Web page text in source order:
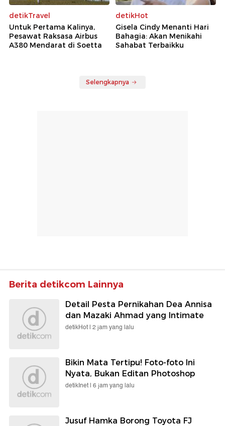
detikTravel
Untuk Pertama Kalinya,
Pesawat Raksasa Airbus
A380 Mendarat di Soetta
detikHot
Gisela Cindy Menanti Hari
Bahagia: Akan Menikahi
Sahabat Terbaikku
Selengkapnya
Berita detikcom Lainnya
Detail Pesta Pernikahan Dea Annisa
dan Mazaki Ahmad yang Intimate
detikHot | 2 jam yang lalu
Bikin Mata Tertipu! Foto-foto Ini
Nyata, Bukan Editan Photoshop
detikInet | 6 jam yang lalu
Jusuf Hamka Borong Toyota FJ